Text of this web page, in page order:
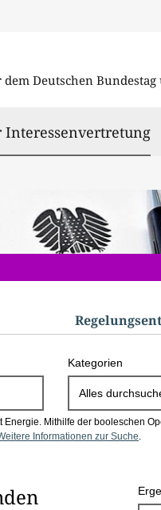
dem Deutschen
Kategorien
Alles
Energie. Mithilfe der booleschen
Informationen zur Suche.